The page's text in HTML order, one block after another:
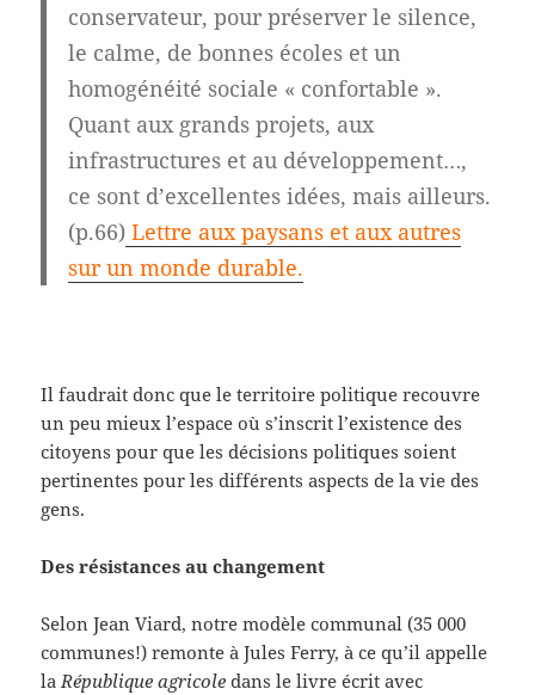
conservateur, pour préserver le silence,
le calme, de bonnes écoles et un
homogénéité sociale « confortable ».
Quant aux grands projets, aux
infrastructures et au développement…,
ce sont d’excellentes idées, mais ailleurs.
(p.66) Lettre aux paysans et aux autres
sur un monde durable.
Il faudrait donc que le territoire politique recouvre
un peu mieux l’espace où s’inscrit l’existence des
citoyens pour que les décisions politiques soient
pertinentes pour les différents aspects de la vie des
gens.
Des résistances au changement
Selon Jean Viard, notre modèle communal (35 000
communes!) remonte à Jules Ferry, à ce qu’il appelle
laRépublique agricole dans le livre écrit avec